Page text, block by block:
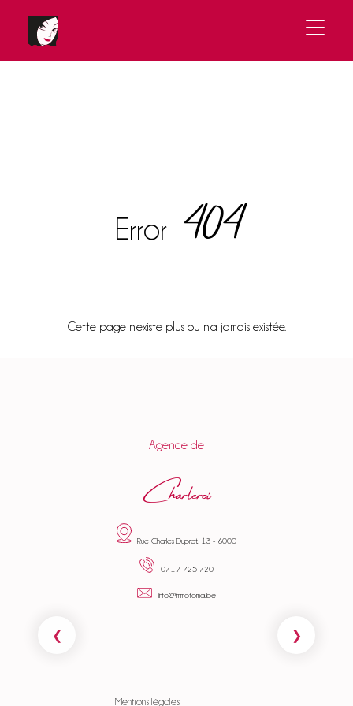
Error404
Cette page n'existe plus ou n'a jamais existée.
Agence de
Charleroi
Rue Charles Dupret, 13 - 6000
071 / 725 720
info@immotoma.be
Mentions légales